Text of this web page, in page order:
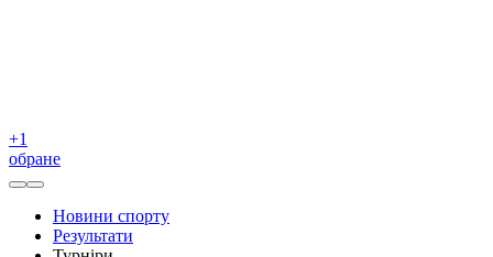
+1
обране
Новини спорту
Результати